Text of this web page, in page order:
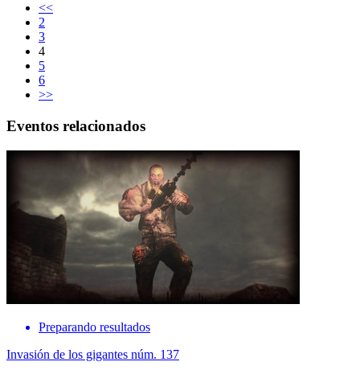
<<
2
3
4
5
6
>>
Eventos relacionados
Preparando resultados
Invasión de los gigantes núm. 137